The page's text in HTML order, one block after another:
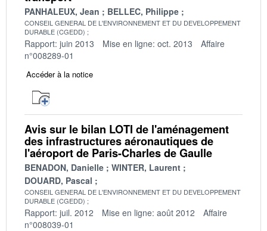
PANHALEUX, Jean BELLEC, Philippe
CONSEIL GENERAL DE L'ENVIRONNEMENT ET DU DEVELOPPEMENT
DURABLE (CGEDD)
Rapport: juin 2013 Mise en ligne: oct. 2013
Affaire
n°008289-01
Accéder à la notice
Avis sur le bilan LOTI de l'aménagement
des infrastructures aéronautiques de
l'aéroport de Paris-Charles de Gaulle
BENADON, Danielle
WINTER, Laurent
DOUARD, Pascal
CONSEIL GENERAL DE L'ENVIRONNEMENT ET DU DEVELOPPEMENT
DURABLE (CGEDD)
Rapport: juil. 2012 Mise en ligne: août 2012
Affaire
n°008039-01